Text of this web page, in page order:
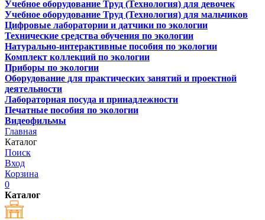
Учебное оборудование Труд (Технология) для девочек
Учебное оборудование Труд (Технология) для мальчиков
Цифровые лаборатории и датчики по экологии
Технические средства обучения по экологии
Натурально-интерактивные пособия по экологии
Комплект коллекций по экологии
Приборы по экологии
Оборудование для практических занятий и проектной
деятельности
Лабораторная посуда и принадлежности
Печатные пособия по экологии
Видеофильмы
Главная
Каталог
Поиск
Вход
Корзина
0
Каталог